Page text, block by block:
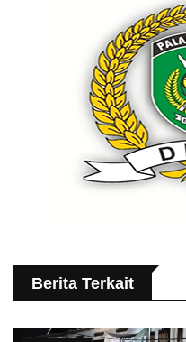
Berita Terkait